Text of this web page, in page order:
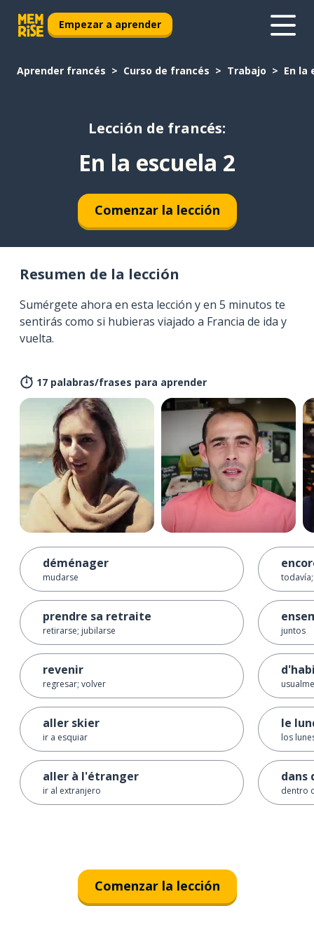
Empezar a aprender
Aprender francés Curso de francés Trabajo En la
Lección de francés:
En la escuela 2
Comenzar la lección
Resumen de la lección
Sumérgete ahora en esta lección y en 5 minutos te
sentirás como si hubieras viajado a Francia de ida y
vuelta.
17 palabras/frases para aprender
déménager
mudarse
prendre sa retraite
retirarse; jubilarse
revenir
regresar; volver
aller skier
ir a esquiar
aller à l'étranger
ir al extranjero
juntos
le
los
dans
dentro
Comenzar la lección